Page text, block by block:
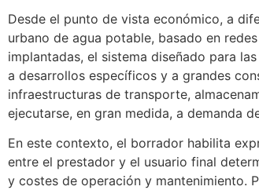
Desde el punto de vista económico, a
urbano de agua potable, basado en
implantadas, el sistema diseñado para
a desarrollos específicos y a grandes
infraestructuras de transporte,
ejecutarse, en gran medida, a demanda
En este contexto, el borrador habilita
entre el prestador y el usuario final
y costes de operación y mantenimiento.